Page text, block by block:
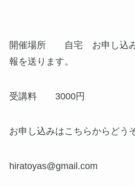
13:00〜
開催場所 自宅 お申し込み
報を送ります。
受講料 3000円
お申し込みはこちらからどう
hiratoyas@gmail.com